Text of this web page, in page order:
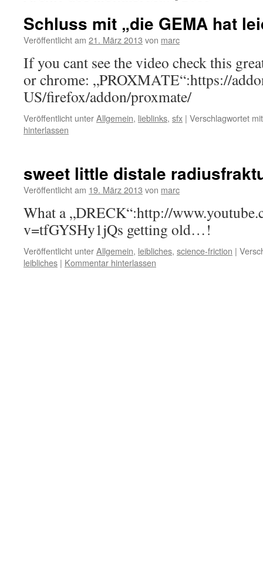
Schluss mit „die GEMA hat
Veröffentlicht am 21. März 2013 von marc
If you cant see the video check this
or chrome: „PROXMATE“:https://
US/firefox/addon/proxmate/
Veröffentlicht unterAllgemein, lieblinks, sfx | Verschlagwortet mit
hinterlassen
sweet little distale
Veröffentlicht am 19. März 2013 von marc
What a „DRECK“:http://
v=tfGYSHy1jQs getting old…!
Veröffentlicht unterAllgemein, leibliches, science-friction |
leibliches | Kommentar hinterlassen